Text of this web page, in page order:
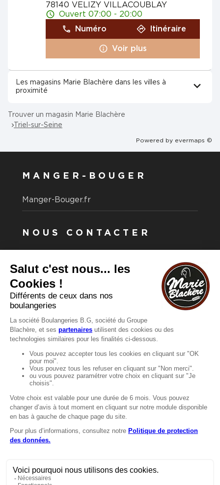
78140 VELIZY VILLACOUBLAY
Ouvert 07:00 - 20:00
Numéro
Itinéraire
Voir plus
Les magasins Marie Blachère dans les villes à
proximité
Trouver un magasin Marie Blachère
Triel-sur-Seine
Powered by evermaps ©
MANGER-BOUGER
Manger-Bouger.fr
NOUS CONTACTER
Vous souhaitez nous contacter ?
Consultez notre FAQ.
FAQ
Recrutement
MENTIONS
Mentions légales
Protection des données
LignÉthique
Caractéristiques environnementales des